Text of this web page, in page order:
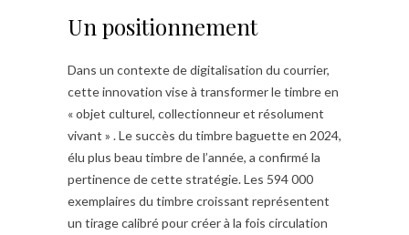
Un positionnement
Dans un contexte de digitalisation du courrier,
cette innovation vise à transformer le timbre en
« objet culturel, collectionneur et résolument
vivant » . Le succès du timbre baguette en 2024,
élu plus beau timbre de l’année, a confirmé la
pertinence de cette stratégie. Les 594 000
exemplaires du timbre croissant représentent
un tirage calibré pour créer à la fois circulation